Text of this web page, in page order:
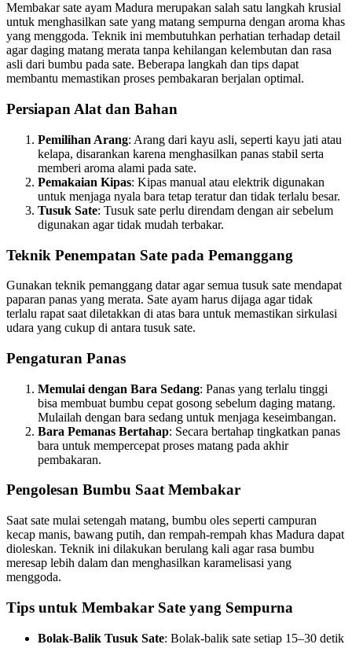
Membakar sate ayam Madura merupakan salah satu langkah krusial
untuk menghasilkan sate yang matang sempurna dengan aroma khas
yang menggoda. Teknik ini membutuhkan perhatian terhadap detail
agar daging matang merata tanpa kehilangan kelembutan dan rasa
asli dari bumbu pada sate. Beberapa langkah dan tips dapat
membantu memastikan proses pembakaran berjalan optimal.
Persiapan Alat dan Bahan
Pemilihan Arang: Arang dari kayu asli, seperti kayu jati atau
kelapa, disarankan karena menghasilkan panas stabil serta
memberi aroma alami pada sate.
Pemakaian Kipas: Kipas manual atau elektrik digunakan
untuk menjaga nyala bara tetap teratur dan tidak terlalu besar.
Tusuk Sate: Tusuk sate perlu direndam dengan air sebelum
digunakan agar tidak mudah terbakar.
Teknik Penempatan Sate pada Pemanggang
Gunakan teknik pemanggang datar agar semua tusuk sate mendapat
paparan panas yang merata. Sate ayam harus dijaga agar tidak
terlalu rapat saat diletakkan di atas bara untuk memastikan sirkulasi
udara yang cukup di antara tusuk sate.
Pengaturan Panas
Memulai dengan Bara Sedang: Panas yang terlalu tinggi
bisa membuat bumbu cepat gosong sebelum daging matang.
Mulailah dengan bara sedang untuk menjaga keseimbangan.
Bara Pemanas Bertahap: Secara bertahap tingkatkan panas
bara untuk mempercepat proses matang pada akhir
pembakaran.
Pengolesan Bumbu Saat Membakar
Saat sate mulai setengah matang, bumbu oles seperti campuran
kecap manis, bawang putih, dan rempah-rempah khas Madura dapat
dioleskan. Teknik ini dilakukan berulang kali agar rasa bumbu
meresap lebih dalam dan menghasilkan karamelisasi yang
menggoda.
Tips untuk Membakar Sate yang Sempurna
Bolak-Balik Tusuk Sate: Bolak-balik sate setiap 15–30 detik